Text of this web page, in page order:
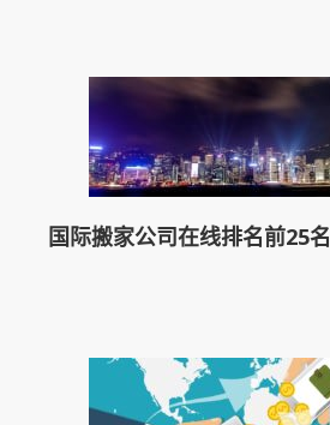
国际搬家公司在线排名前25名